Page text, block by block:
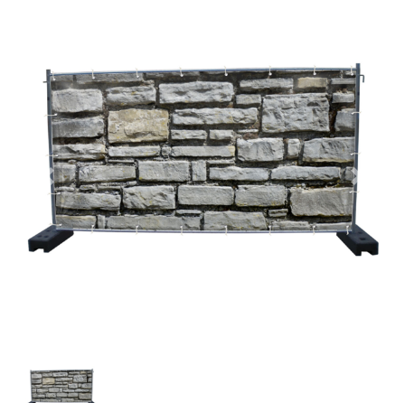
Previous Next